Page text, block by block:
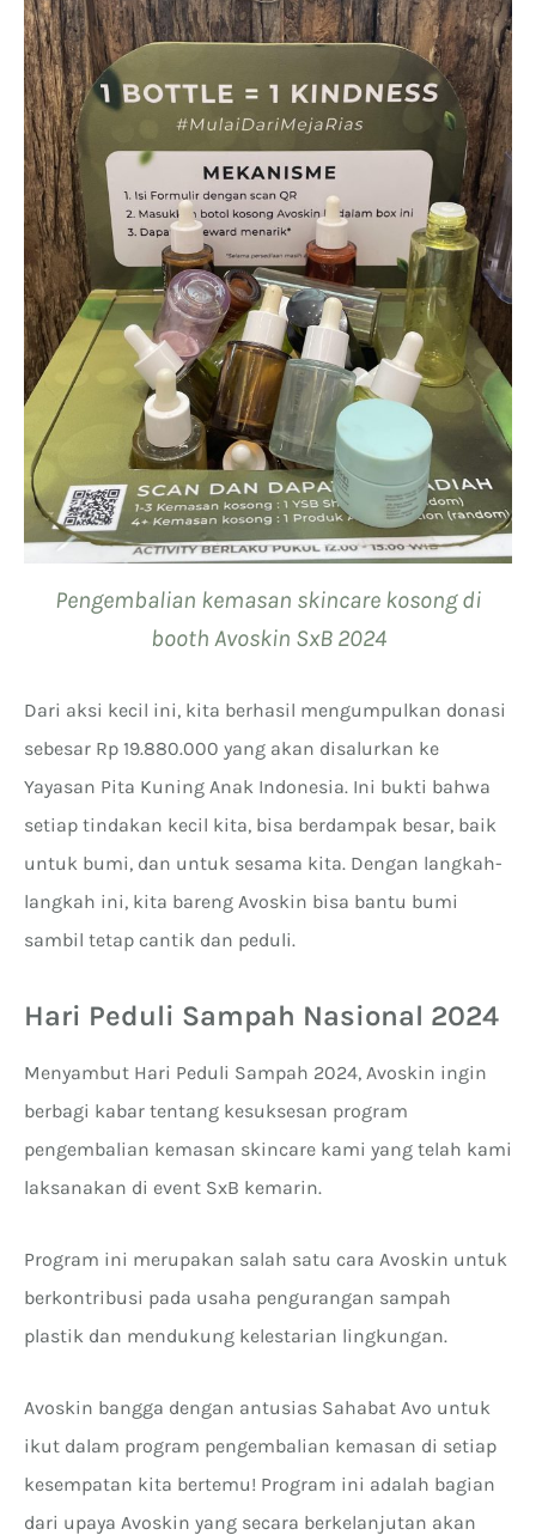
Pengembalian kemasan skincare kosong di
booth Avoskin SxB 2024
Dari aksi kecil ini, kita berhasil mengumpulkan donasi
sebesar Rp 19.880.000 yang akan disalurkan ke
Yayasan Pita Kuning Anak Indonesia. Ini bukti bahwa
setiap tindakan kecil kita, bisa berdampak besar, baik
untuk bumi, dan untuk sesama kita. Dengan langkah-
langkah ini, kita bareng Avoskin bisa bantu bumi
sambil tetap cantik dan peduli.
Hari Peduli Sampah Nasional 2024
Menyambut Hari Peduli Sampah 2024, Avoskin ingin
berbagi kabar tentang kesuksesan program
pengembalian kemasan skincare kami yang telah kami
laksanakan di event SxB kemarin.
Program ini merupakan salah satu cara Avoskin untuk
berkontribusi pada usaha pengurangan sampah
plastik dan mendukung kelestarian lingkungan.
Avoskin bangga dengan antusias Sahabat Avo untuk
ikut dalam program pengembalian kemasan di setiap
kesempatan kita bertemu! Program ini adalah bagian
dari upaya Avoskin yang secara berkelanjutan akan